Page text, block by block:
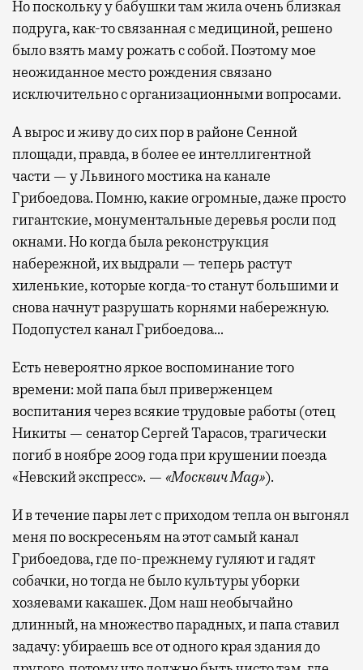
Но поскольку у бабушки там жила очень близкая
подруга, как-то связанная с медициной, решено
было взять маму рожать с собой. Поэтому мое
неожиданное место рождения связано
исключительно с организационными вопросами.
А вырос и живу до сих пор в районе Сенной
площади, правда, в более ее интеллигентной
части — у Львиного мостика на канале
Грибоедова. Помню, какие огромные, даже просто
гигантские, монументальные деревья росли под
окнами. Но когда была реконструкция
набережной, их выдрали — теперь растут
хиленькие, которые когда-то станут большими и
снова начнут разрушать корнями набережную.
Подопустел канал Грибоедова…
Есть невероятно яркое воспоминание того
времени: мой папа был приверженцем
воспитания через всякие трудовые работы (отец
Никиты — сенатор Сергей Тарасов, трагически
погиб в ноябре 2009 года при крушении поезда
«Невский экспресс». — «Москвич Mag»).
И в течение пары лет с приходом тепла он выгонял
меня по воскресеньям на этот самый канал
Грибоедова, где по-прежнему гуляют и гадят
собачки, но тогда не было культуры уборки
хозяевами какашек. Дом наш необычайно
длинный, на множество парадных, и папа ставил
задачу: убираешь все от одного края здания до